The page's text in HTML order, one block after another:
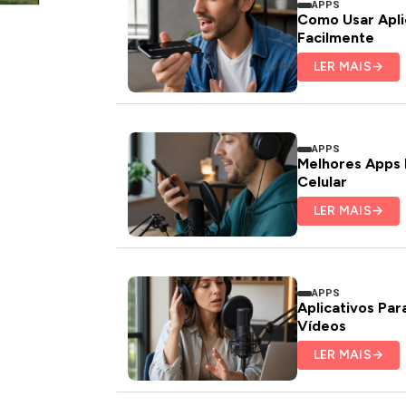
APPS
Como Usar
Facilmente
LER MAIS→
APPS
Melhores Apps
Celular
LER MAIS→
APPS
Aplicativos
Vídeos
LER MAIS→